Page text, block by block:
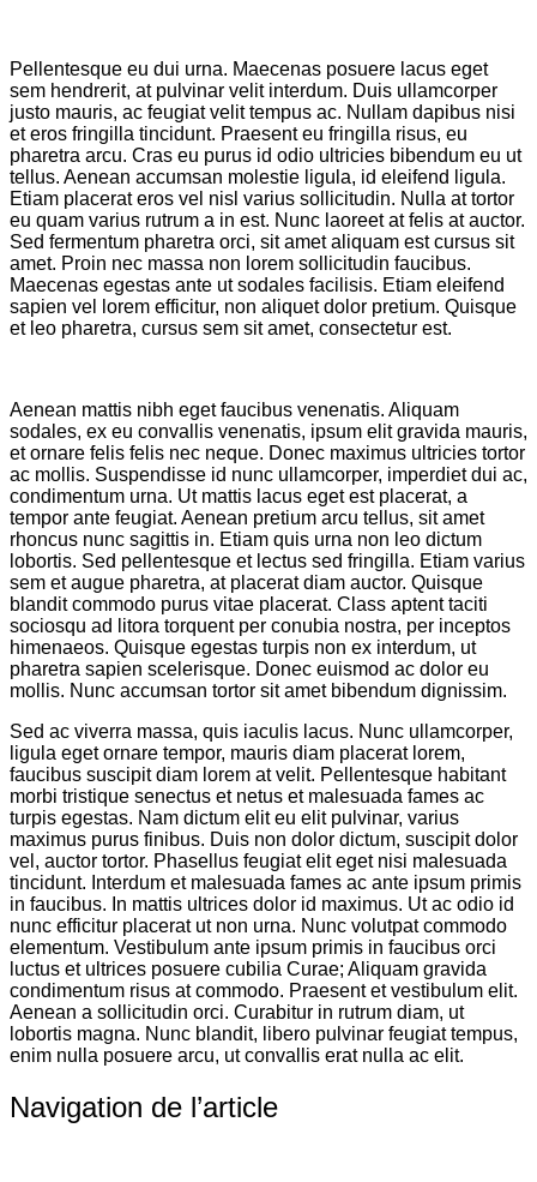
Pellentesque eu dui urna. Maecenas posuere lacus eget
sem hendrerit, at pulvinar velit interdum. Duis ullamcorper
justo mauris, ac feugiat velit tempus ac. Nullam dapibus nisi
et eros fringilla tincidunt. Praesent eu fringilla risus, eu
pharetra arcu. Cras eu purus id odio ultricies bibendum eu ut
tellus. Aenean accumsan molestie ligula, id eleifend ligula.
Etiam placerat eros vel nisl varius sollicitudin. Nulla at tortor
eu quam varius rutrum a in est. Nunc laoreet at felis at auctor.
Sed fermentum pharetra orci, sit amet aliquam est cursus sit
amet. Proin nec massa non lorem sollicitudin faucibus.
Maecenas egestas ante ut sodales facilisis. Etiam eleifend
sapien vel lorem efficitur, non aliquet dolor pretium. Quisque
et leo pharetra, cursus sem sit amet, consectetur est.
Aenean mattis nibh eget faucibus venenatis. Aliquam
sodales, ex eu convallis venenatis, ipsum elit gravida mauris,
et ornare felis felis nec neque. Donec maximus ultricies tortor
ac mollis. Suspendisse id nunc ullamcorper, imperdiet dui ac,
condimentum urna. Ut mattis lacus eget est placerat, a
tempor ante feugiat. Aenean pretium arcu tellus, sit amet
rhoncus nunc sagittis in. Etiam quis urna non leo dictum
lobortis. Sed pellentesque et lectus sed fringilla. Etiam varius
sem et augue pharetra, at placerat diam auctor. Quisque
blandit commodo purus vitae placerat. Class aptent taciti
sociosqu ad litora torquent per conubia nostra, per inceptos
himenaeos. Quisque egestas turpis non ex interdum, ut
pharetra sapien scelerisque. Donec euismod ac dolor eu
mollis. Nunc accumsan tortor sit amet bibendum dignissim.
Sed ac viverra massa, quis iaculis lacus. Nunc ullamcorper,
ligula eget ornare tempor, mauris diam placerat lorem,
faucibus suscipit diam lorem at velit. Pellentesque habitant
morbi tristique senectus et netus et malesuada fames ac
turpis egestas. Nam dictum elit eu elit pulvinar, varius
maximus purus finibus. Duis non dolor dictum, suscipit dolor
vel, auctor tortor. Phasellus feugiat elit eget nisi malesuada
tincidunt. Interdum et malesuada fames ac ante ipsum primis
in faucibus. In mattis ultrices dolor id maximus. Ut ac odio id
nunc efficitur placerat ut non urna. Nunc volutpat commodo
elementum. Vestibulum ante ipsum primis in faucibus orci
luctus et ultrices posuere cubilia Curae; Aliquam gravida
condimentum risus at commodo. Praesent et vestibulum elit.
Aenean a sollicitudin orci. Curabitur in rutrum diam, ut
lobortis magna. Nunc blandit, libero pulvinar feugiat tempus,
enim nulla posuere arcu, ut convallis erat nulla ac elit.
Navigation de l’article